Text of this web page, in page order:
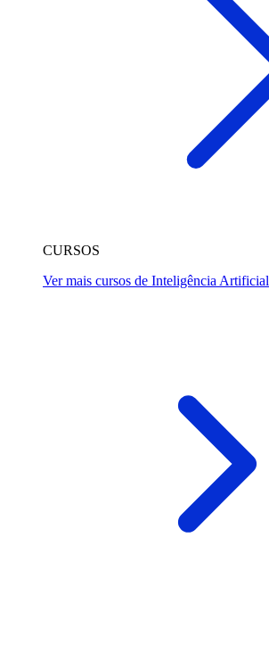
CURSOS
Ver mais cursos de Inteligência Artificial